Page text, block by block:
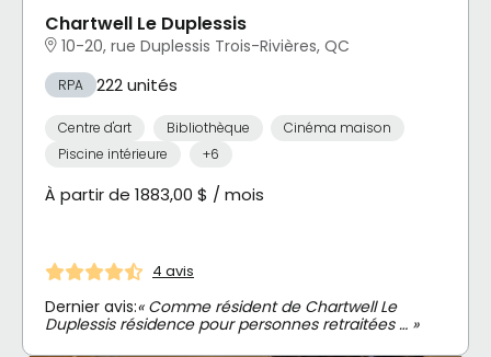
Chartwell Le Duplessis
10-20, rue Duplessis Trois-Rivières, QC
RPA 222 unités
Centre d'art Bibliothèque
Cinéma maison
Piscine intérieure
+6
À partir de 1883,00 $ / mois
4 avis
Dernier avis:« Comme résident de Chartwell Le
Duplessis résidence pour personnes retraitées … »